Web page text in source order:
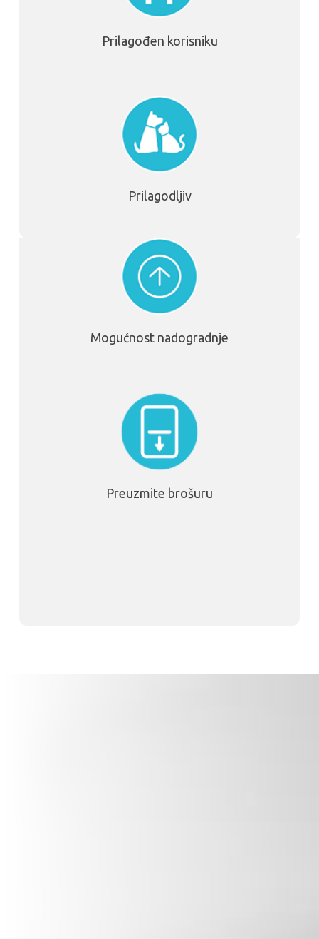
Prilagođen korisniku
Prilagodljiv
Mogućnost nadogradnje
Preuzmite brošuru